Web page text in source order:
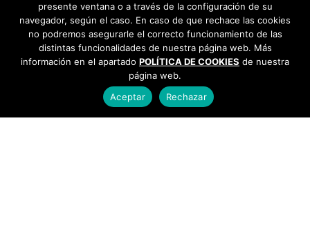
presente ventana o a través de la configuración de su
navegador, según el caso. En caso de que rechace las cookies
no podremos asegurarle el correcto funcionamiento de las
distintas funcionalidades de nuestra página web. Más
información en el apartado POLÍTICA DE COOKIES de nuestra
página web.
Aceptar
Rechazar